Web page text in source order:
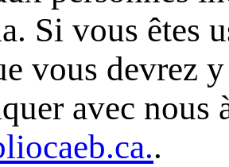
Si vous êtes
vous devrez
avec nous
.